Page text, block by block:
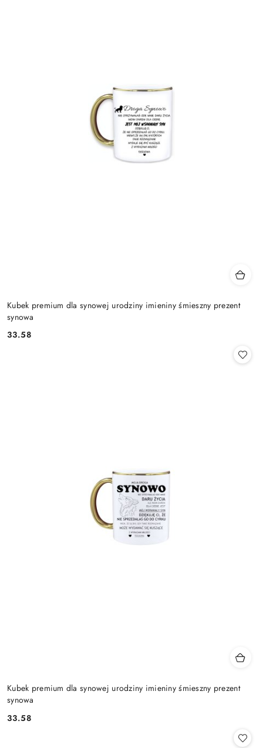
Kubek premium dla synowej urodziny imieniny śmieszny prezent
synowa
Cena:
33.58
Kubek premium dla synowej urodziny imieniny śmieszny prezent
synowa
Cena:
33.58